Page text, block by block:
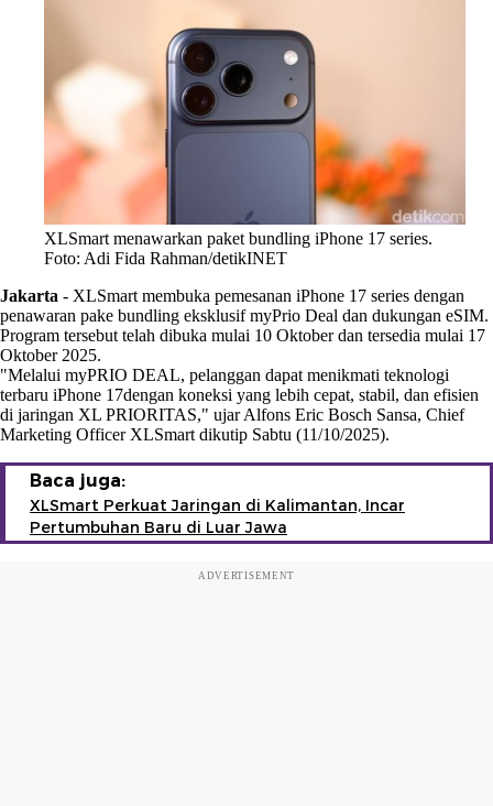
XLSmart menawarkan paket bundling iPhone 17 series.
Foto: Adi Fida Rahman/detikINET
Jakarta - XLSmart membuka pemesanan iPhone 17 series dengan
penawaran pake bundling eksklusif myPrio Deal dan dukungan eSIM.
Program tersebut telah dibuka mulai 10 Oktober dan tersedia mulai 17
Oktober 2025.
"Melalui myPRIO DEAL, pelanggan dapat menikmati teknologi
terbaru iPhone 17dengan koneksi yang lebih cepat, stabil, dan efisien
di jaringan XL PRIORITAS," ujar Alfons Eric Bosch Sansa, Chief
Marketing Officer XLSmart dikutip Sabtu (11/10/2025).
Baca juga:
XLSmart Perkuat Jaringan di Kalimantan, Incar
Pertumbuhan Baru di Luar Jawa
ADVERTISEMENT